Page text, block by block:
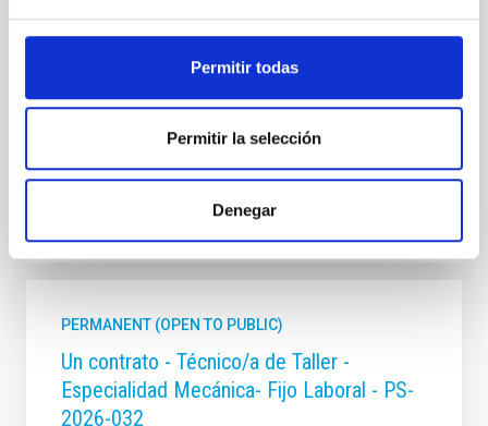
Permitir todas
Permitir la selección
Denegar
otras, las siguientes funciones: Dentro del equipo de
mecánica del proyecto sistema
Advertised on
07/17/2026
PERMANENT (OPEN TO PUBLIC)
Un contrato - Técnico/a de Taller -
Especialidad Mecánica- Fijo Laboral - PS-
2026-032